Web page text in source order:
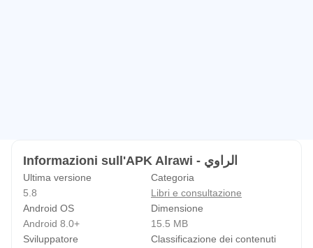
Informazioni sull'APK Alrawi - الراوي
Ultima versione
5.8
Categoria
Libri e consultazione
Android OS
Android 8.0+
Dimensione
15.5 MB
Sviluppatore
Classificazione dei contenuti